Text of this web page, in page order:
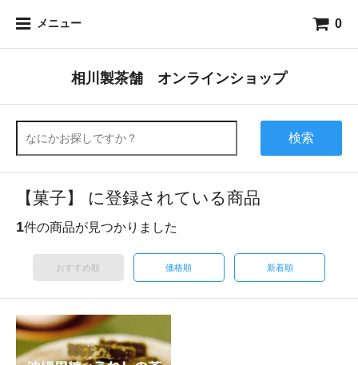
メニュー 0
相川製茶舗 オンラインショップ
検索
【菓子】 に登録されている商品
1件の商品が見つかりました
おすすめ順 価格順 新着順